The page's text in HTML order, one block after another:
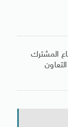
المشترك